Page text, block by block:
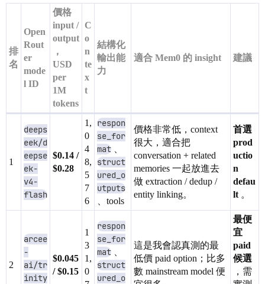
排
名
Open
Rout
er
mode
l ID
價格
input /
output
，
USD
per
1M
tokens
C
o
n
te
x
t
結構化
輸出能
力
適合 Mem0 的 insight 建議
1
deeps
eek/d
eepse
ek-
v4-
flash
$0.14 /
$0.28
1,
0
4
8,
5
7
6
respon
se_for
mat
struct
ured_o
utputs
、tools
價格非常低，context
很大，適合把
conversation + related
memories 一起放進去
做 extraction / dedup /
entity linking。
首選
prod
uctio
n
defau
lt 。
2
arcee
-
ai/tr
inity
$0.045
/ $0.15
1
3
1,
0
respon
se_for
mat
struct
ured_o
這是我會認真測的最
低價 paid option；比多
數 mainstream model 便
最便
宜
paid
候選
，需